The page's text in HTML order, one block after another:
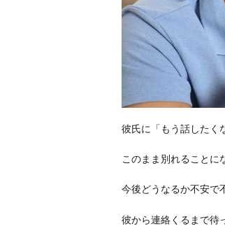
彼氏に「もう話したく
このまま別れることに
今後どうなるか不安で
彼から連絡くるまで待